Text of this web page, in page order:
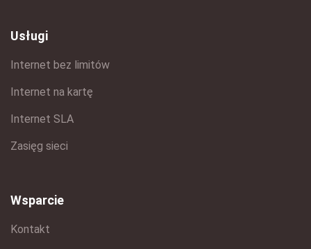
Usługi
Internet bez limitów
Internet na kartę
Internet SLA
Zasięg sieci
Wsparcie
Kontakt